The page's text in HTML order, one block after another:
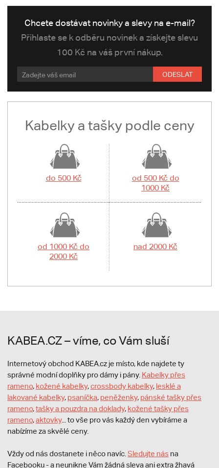
Chcete dostávat novinky a slevy na e-mail?
Přihlaste se k odběru novinek a získejte slevu
100 Kč na váš první nákup.
ODESLAT
Kabelky a tašky podle ceny
do 500 Kč
od 500 Kč do
1000 Kč
od 1000 Kč do
2000 Kč
nad 2000 Kč
KABEA.CZ – víme, co Vám sluší
Internetový obchod KABEA.cz je místo, kde najdete ty
správné modní doplňky pro dámy i pány. Kabelky přes
rameno, kožené kabelky,crossbody kabelky, lesklé a
lakované kabelky, psaníčka, peněženky, pánské tašky přes
rameno,tašky a pouzdra na doklady, kožené tašky přes
rameno,aktovky... to vše pro vás každý den vybíráme a
nabízíme za skvělé ceny.
Vždy od nás dostanete i něco navíc. Sledujte nás na
Facebooku - a neunikne Vám žádná sleva ani extra žhavá